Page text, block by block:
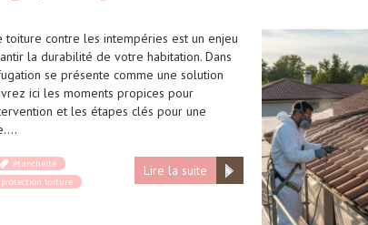
contre les intempéries est un enjeu
la durabilité de votre habitation. Dans
se présente comme une solution
ici les moments propices pour
et les étapes clés pour une
Lire la suite
étanchéité
protection toiture